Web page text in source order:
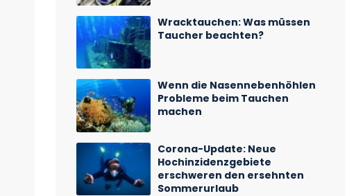
Wracktauchen: Was müssen
Taucher beachten?
Wenn die Nasennebenhöhlen
Probleme beim Tauchen
machen
Corona-Update: Neue
Hochinzidenzgebiete
erschweren den ersehnten
Sommerurlaub